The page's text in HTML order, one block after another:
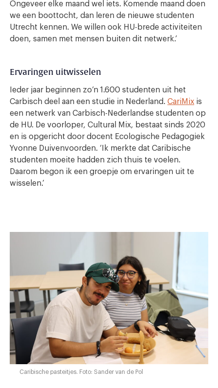
Ongeveer elke maand wel iets. Komende maand doen
we een boottocht, dan leren de nieuwe studenten
Utrecht kennen. We willen ook HU-brede activiteiten
doen, samen met mensen buiten dit netwerk.’
Ervaringen uitwisselen
Ieder jaar beginnen zo’n 1.600 studenten uit het
Carbisch deel aan een studie in Nederland. CariMix is
een netwerk van Carbisch-Nederlandse studenten op
de HU. De voorloper, Cultural Mix, bestaat sinds 2020
en is opgericht door docent Ecologische Pedagogiek
Yvonne Duivenvoorden. ‘Ik merkte dat Caribische
studenten moeite hadden zich thuis te voelen.
Daarom begon ik een groepje om ervaringen uit te
wisselen.’
Caribische pasteitjes. Foto: Sander van de Pol